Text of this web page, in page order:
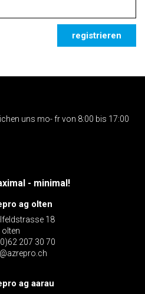
registrieren
uns mo- fr von 8:00 bis 17:00
- minimal!
ag olten
18
olten
207 30 70
ag aarau